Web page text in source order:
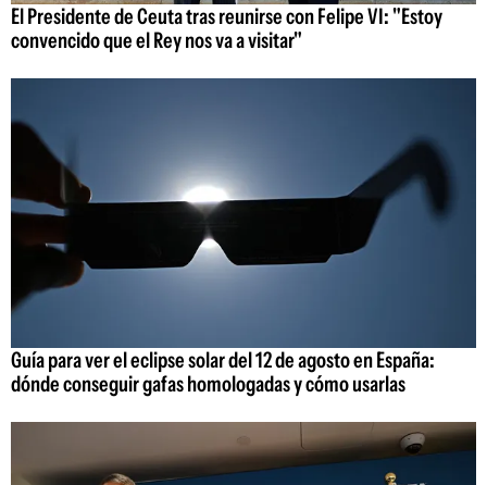
El Presidente de Ceuta tras reunirse con Felipe VI: "Estoy
convencido que el Rey nos va a visitar"
Guía para ver el eclipse solar del 12 de agosto en España:
dónde conseguir gafas homologadas y cómo usarlas